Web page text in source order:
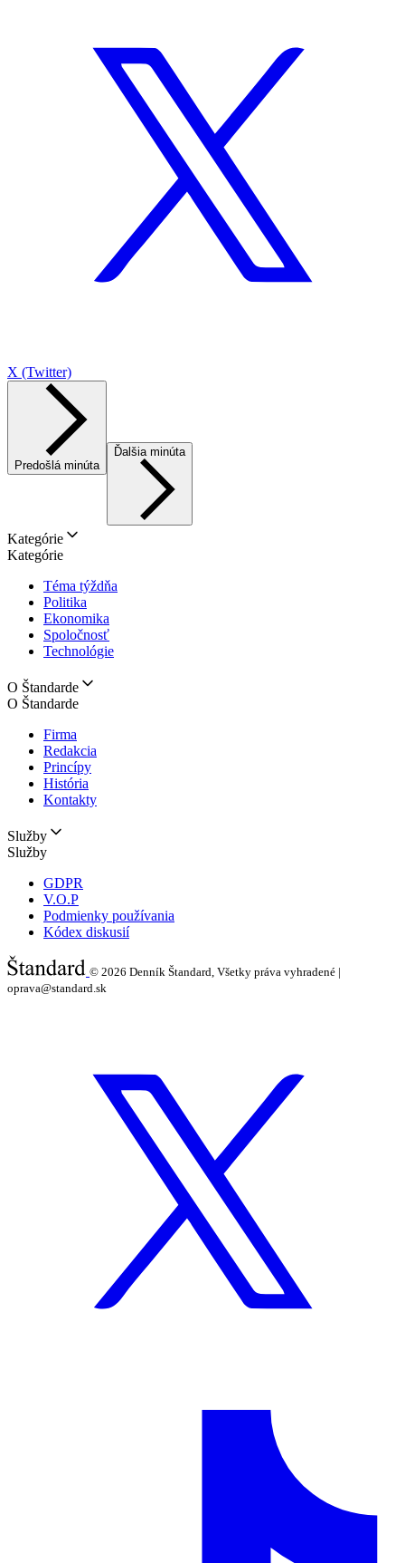
X (Twitter)
Predošlá minúta
Ďalšia minúta
Kategórie
Kategórie
Téma týždňa
Politika
Ekonomika
Spoločnosť
Technológie
O Štandarde
O Štandarde
Firma
Redakcia
Princípy
História
Kontakty
Služby
Služby
GDPR
V.O.P
Podmienky používania
Kódex diskusií
© 2026 Denník Štandard, Všetky práva vyhradené |
oprava@standard.sk